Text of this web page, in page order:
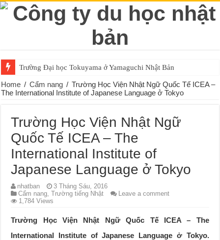
Trường Đại học Tokuyama ở Yamaguchi Nhật Bản
Home / Cẩm nang / Trường Học Viện Nhật Ngữ Quốc Tế ICEA –
The International Institute of Japanese Language ở Tokyo
Trường Học Viện Nhật Ngữ
Quốc Tế ICEA – The
International Institute of
Japanese Language ở Tokyo
nhatban
3 Tháng Sáu, 2016
Cẩm nang,Trường tiếng Nhật
Leave a comment
1,784 Views
Trường Học Viện Nhật Ngữ Quốc Tế ICEA – The
International Institute of Japanese Language ở Tokyo.